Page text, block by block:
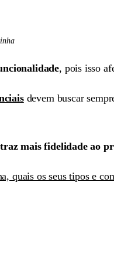
, pois isso
devem buscar
mais fidelidade ao
quais os seus tipos e